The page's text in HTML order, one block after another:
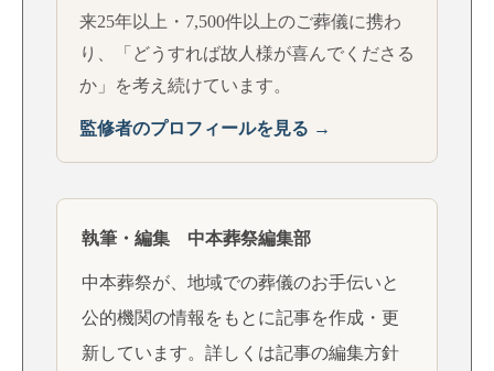
来25年以上・7,500件以上のご葬儀に携わ
り、「どうすれば故人様が喜んでくださる
か」を考え続けています。
監修者のプロフィールを見る →
執筆・編集 中本葬祭編集部
中本葬祭が、地域での葬儀のお手伝いと
公的機関の情報をもとに記事を作成・更
新しています。詳しくは記事の編集方針